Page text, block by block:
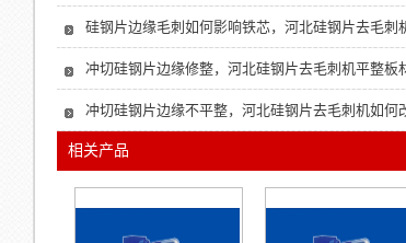
硅钢片边缘毛刺如何影响铁芯，河北硅钢片去毛刺
冲切硅钢片边缘修整，河北硅钢片去毛刺机平整板
冲切硅钢片边缘不平整，河北硅钢片去毛刺机如何
相关产品